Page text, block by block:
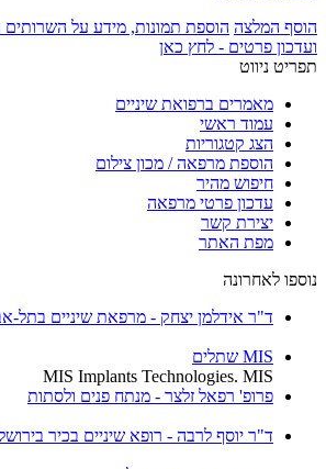
הוסף המלצה הוספת תמונות, מידע על
ועדכון פרטים - לחץ כאן
תפריט ניווט
מאמרים ברפואת שיניים
עמוד ראשי
הצג קטגוריות
הוספת מרפאה / מכון צילום
חיפוש מהיר
עדכון פרטי מרפאה
יצירת קשר
מפת האתר
נוספו לאחרונה
ד"ר אידלמן יצחק - מרפאת שיניים בתל-
MIS שתלים
MIS Implants Technologies. MIS
פרופ' רפאל זלצר - מנתח פנים ולסתות
ד"ר יוסף לרבה - רופא שיניים בכיר